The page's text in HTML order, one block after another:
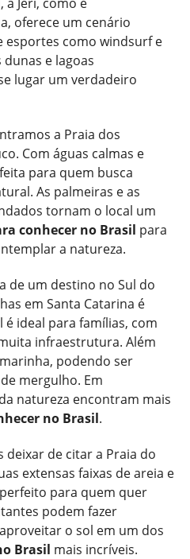
oferece um cenário
esportes como windsurf e
e lagoas
lugar um verdadeiro
a Praia dos
Com águas calmas e
para quem busca
As palmeiras e as
tornam o local um
conhecer no Brasil para
a natureza.
de um destino no Sul do
em Santa Catarina é
ideal para famílias, com
infraestrutura. Além
podendo ser
mergulho. Em
natureza encontram mais
no Brasil.
de citar a Praia do
extensas faixas de areia e
para quem quer
podem fazer
o sol em um dos
Brasil mais incríveis.